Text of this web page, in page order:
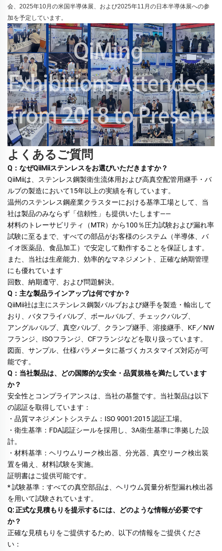
会、2025年10月の米国半導体展、および2025年11月の日本半導体展への参
加を予定しています。
よくあるご質問
Q：なぜQiiMiiステンレスをお選びいただきますか？
QiiMiiは、ステンレス鋼製衛生流体用および高真空配管用継手・バ
ルブの製造において15年以上の実績を有しています。
温州のステンレス鋼産業クラスターにおける基準工場として、当
社は製品のみならず「信頼性」も提供いたします——
材料のトレーサビリティ（MTR）から100％圧力試験および漏れ率
試験に至るまで、すべての部品がお客様のシステム（半導体、バ
イオ医薬品、食品加工）で安定して動作することを保証します。
また、当社は生産能力、効率的なマネジメント、正確な納期管理
にも優れています
回数、納期遵守、および問題解決。
Q：主な製品ラインアップは何ですか？
QiiMii社は主にステンレス鋼製バルブおよび継手を製造・輸出して
おり、バタフライバルブ、ボールバルブ、チェックバルブ、
アングルバルブ、真空バルブ、クランプ継手、溶接継手、KF／NW
フランジ、ISOフランジ、CFフランジなどを取り扱っています。
図面、サンプル、仕様パラメータに基づくカスタマイズ対応が可
能です。
Q：当社製品は、どの国際的な安全・品質規格を満たしています
か？
安全性とコンプライアンスは、当社の基盤です。当社製品は以下
の認証を取得しています：
・品質マネジメントシステム：ISO 9001:2015 認証工場。
・衛生基準：FDA認証シールを採用し、3A衛生基準に準拠した設
計。
・材料基準：ヘリウムリーク検出器、分光器、真空リーク検出装
置を備え、材料試験を実施。
証明書はご提供可能です。
* 試験基準：すべての真空部品は、ヘリウム質量分析型漏れ検出器
を用いて試験されています。
Q: 正式な見積もりを提示するには、どのような情報が必要です
か？
正確な見積もりをご提供するため、以下の情報をご提供くださ
い：